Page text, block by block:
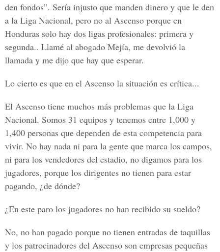
den fondos”. Sería injusto que manden dinero y que le den
a la Liga Nacional, pero no al Ascenso porque en
Honduras solo hay dos ligas profesionales: primera y
segunda.. Llamé al abogado Mejía, me devolvió la
llamada y me dijo que hay que esperar.
Lo cierto es que en el Ascenso la situación es crítica...
El Ascenso tiene muchos más problemas que la Liga
Nacional. Somos 31 equipos y tenemos entre 1,000 y
1,400 personas que dependen de esta competencia para
vivir. No hay nada ni para la gente que marca los campos,
ni para los vendedores del estadio, no digamos para los
jugadores, porque los dirigentes no tienen para estar
pagando, ¿de dónde?
¿En este paro los jugadores no han recibido su sueldo?
No, no han pagado porque no tienen entradas de taquillas
y los patrocinadores del Ascenso son empresas pequeñas